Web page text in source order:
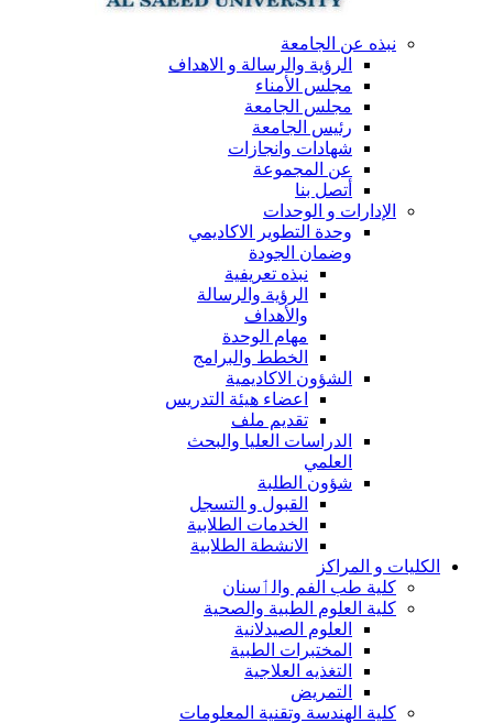
نبذه عن الجامعة
الرؤية والرسالة و الاهداف
مجلس الأمناء
مجلس الجامعة
رئيس الجامعة
شهادات وانجازات
عن المجموعة
أتصل بنا
الإدارات و الوحدات
وحدة التطوير الاكاديمي
وضمان الجودة
نبذه تعريفية
الرؤية والرسالة
والأهداف
مهام الوحدة
الخطط والبرامج
الشؤون الاكاديمية
اعضاء هيئة التدريس
تقديم ملف
الدراسات العليا والبحث
العلمي
شؤون الطلبة
القبول و التسجل
الخدمات الطلابية
الانشطة الطلابية
الكليات و المراكز
كلية طب الفم والٲسنان
كلية العلوم الطبية والصحية
العلوم الصيدلانية
المختبرات الطبية
التغذيه العلاجية
التمريض
كلية الهندسة وتقنية المعلومات